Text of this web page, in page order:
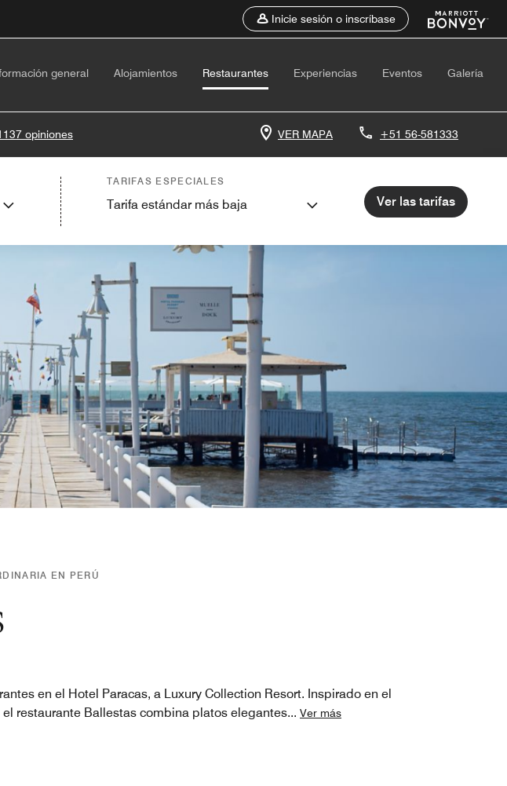
Inicie sesión o inscríbase
general Alojamientos Restaurantes Experiencias Eventos Galería
opiniones VER MAPA +51 56-581333
TARIFAS ESPECIALES
Tarifa estándar más baja Ver las tarifas
EN PERÚ
en el Hotel Paracas, a Luxury Collection Resort. Inspirado en el
restaurante Ballestas combina platos elegantes... Ver más